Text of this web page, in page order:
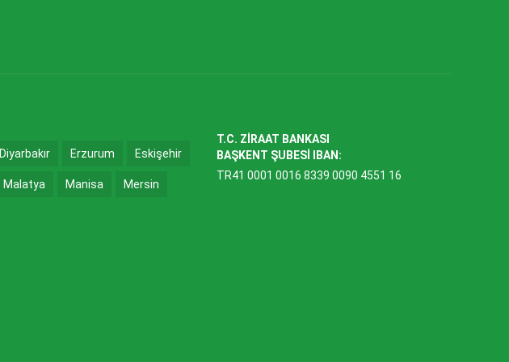
Diyarbakır Erzurum Eskişehir
Malatya Manisa Mersin
T.C. ZİRAAT BANKASI
BAŞKENT ŞUBESİ IBAN:
TR41 0001 0016 8339 0090 4551 16